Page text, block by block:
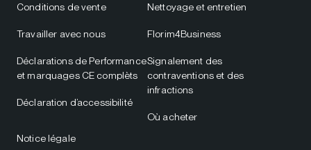
Conditions de vente
Travailler avec nous
Déclarations de Performance
et marquages CE complèts
Déclaration d’accessibilité
Nettoyage et entretien
Florim4Business
Signalement des
contraventions et des
infractions
Où acheter
Notice légale